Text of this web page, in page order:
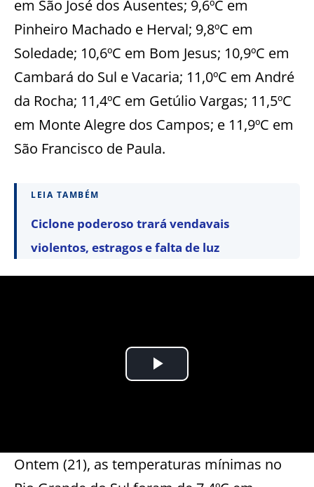
em São José dos Ausentes; 9,6ºC em
Pinheiro Machado e Herval; 9,8ºC em
Soledade; 10,6ºC em Bom Jesus; 10,9ºC em
Cambará do Sul e Vacaria; 11,0ºC em André
da Rocha; 11,4ºC em Getúlio Vargas; 11,5ºC
em Monte Alegre dos Campos; e 11,9ºC em
São Francisco de Paula.
LEIA TAMBÉM
Ciclone poderoso trará vendavais
violentos, estragos e falta de luz
Ontem (21), as temperaturas mínimas no